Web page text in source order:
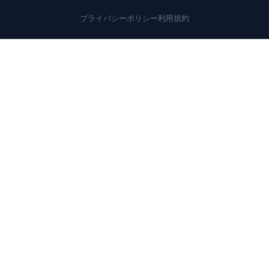
プライバシーポリシー利用規約